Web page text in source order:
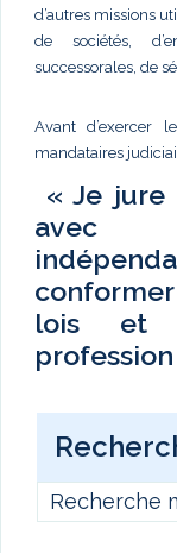
d’autres missions
de sociétés,
successorales, de
Avant d’exercer
mandataires
« Je jure
avec
lois et
profession
Recherche